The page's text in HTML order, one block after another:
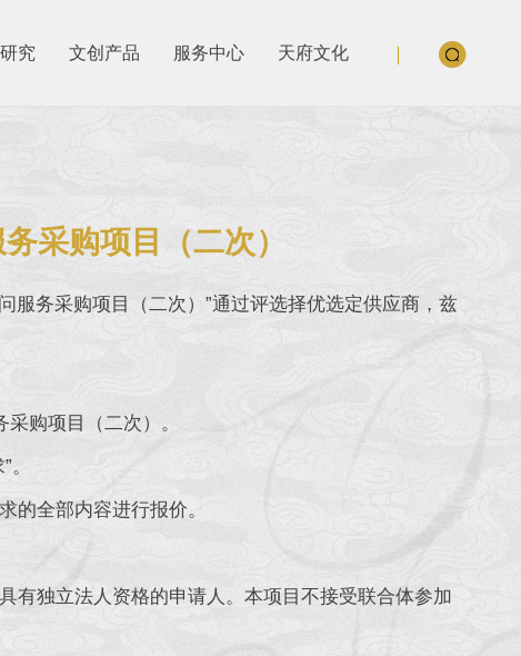
究 文创产品 服务中心 天府文化
采购项目（二次）
务采购项目（二次）”通过评选择优选定供应商，兹
购项目（二次）。
全部内容进行报价。
独立法人资格的申请人。本项目不接受联合体参加